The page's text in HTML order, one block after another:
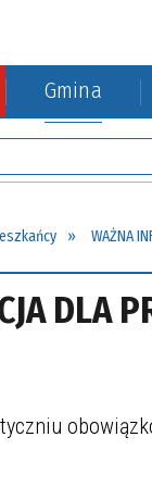
Gmina
WAŻNA
DLA